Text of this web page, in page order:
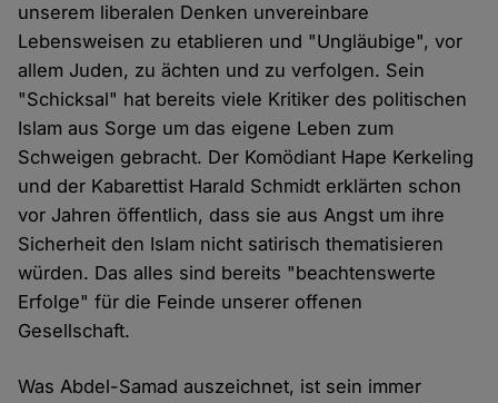
unserem liberalen Denken unvereinbare
Lebensweisen zu etablieren und "Ungläubige", vor
allem Juden, zu ächten und zu verfolgen. Sein
"Schicksal" hat bereits viele Kritiker des politischen
Islam aus Sorge um das eigene Leben zum
Schweigen gebracht. Der Komödiant Hape Kerkeling
und der Kabarettist Harald Schmidt erklärten schon
vor Jahren öffentlich, dass sie aus Angst um ihre
Sicherheit den Islam nicht satirisch thematisieren
würden. Das alles sind bereits "beachtenswerte
Erfolge" für die Feinde unserer offenen
Gesellschaft.
Was Abdel-Samad auszeichnet, ist sein immer